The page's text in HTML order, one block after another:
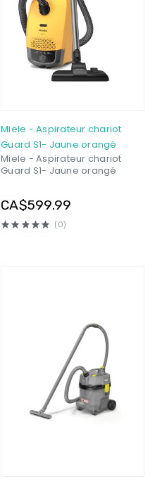
Miele - Aspirateur chariot
Guard S1- Jaune orangé
Miele - Aspirateur chariot
Guard S1- Jaune orangé
CA$599.99
(0)